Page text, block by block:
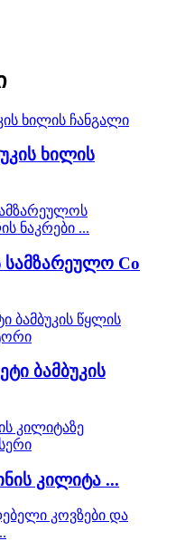
ხილის
სამზარეულო Co
ბამბუკის
კილიტა ...